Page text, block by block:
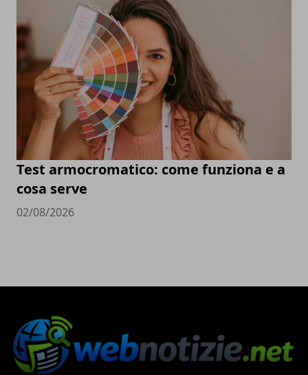
Test armocromatico: come funziona e a
cosa serve
02/08/2026